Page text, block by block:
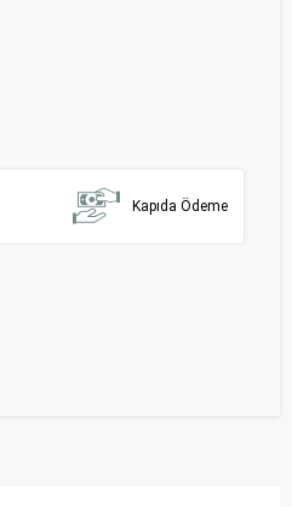
Kapıda Ödeme